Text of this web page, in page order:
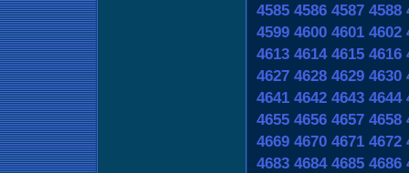
4585 4586 4587 4588
4599 4600 4601 4602
4613 4614 4615 4616
4627 4628 4629 4630
4641 4642 4643 4644
4655 4656 4657 4658
4669 4670 4671 4672
4683 4684 4685 4686